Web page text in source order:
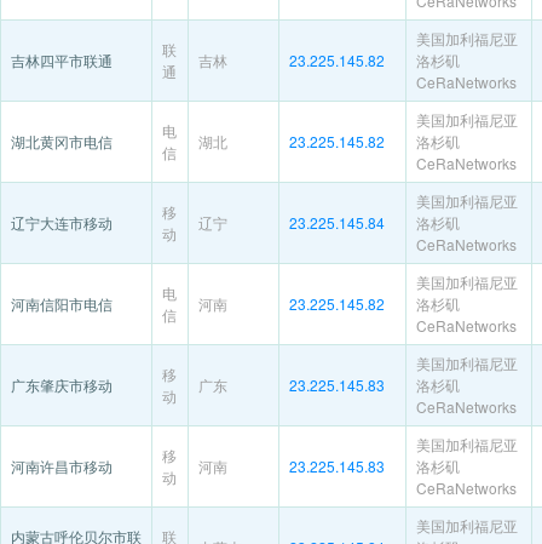
吉林四平市联通
联
通
吉林 23.225.145.82
美国加利福尼亚
洛杉矶
CeRaNetworks
湖北黄冈市电信
电
信
湖北 23.225.145.82
美国加利福尼亚
洛杉矶
CeRaNetworks
辽宁大连市移动
移
动
辽宁 23.225.145.84
美国加利福尼亚
洛杉矶
CeRaNetworks
河南信阳市电信
电
信
河南 23.225.145.82
美国加利福尼亚
洛杉矶
CeRaNetworks
广东肇庆市移动
移
动
广东 23.225.145.83
美国加利福尼亚
洛杉矶
CeRaNetworks
河南许昌市移动
移
动
河南 23.225.145.83
美国加利福尼亚
洛杉矶
CeRaNetworks
内蒙古呼伦贝尔市联
联
美国加利福尼亚